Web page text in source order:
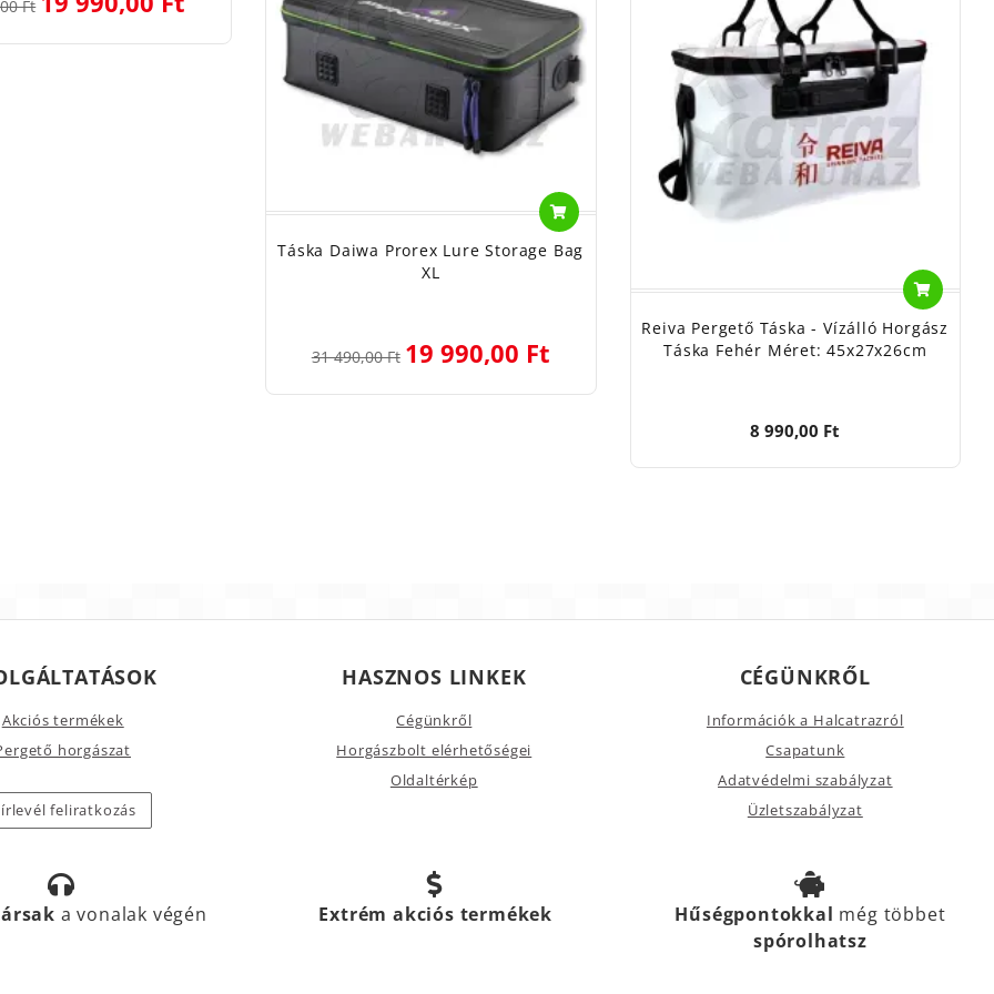
Ft
Táska Daiwa Prorex Lure Storage Bag
XL
31 490,00 Ft 19 990,00 Ft
Reiva Pergető Táska - Vízálló Horgász
Táska Fehér Méret: 45x27x26cm
8 990,00 Ft
Akciós termékek
horgászat
feliratkozás
HASZNOS LINKEK
Cégünkről
Horgászbolt elérhetőségei
Oldaltérkép
CÉGÜNKRŐL
Információk a Halcatrazról
Csapatunk
Adatvédelmi szabályzat
Üzletszabályzat
a vonalak végén Extrém akciós termékek Hűségpontokkal még többet
spórolhatsz